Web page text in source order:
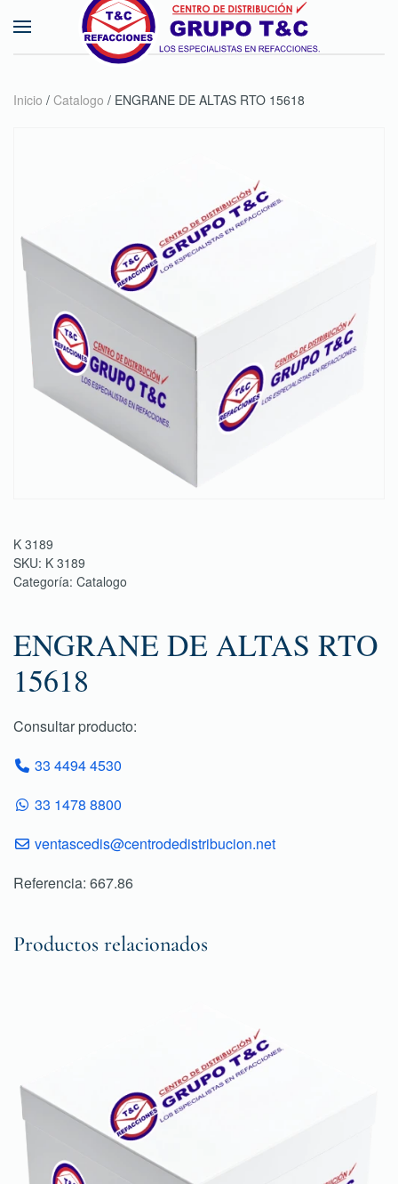
Skip to main content
Inicio / Catalogo / ENGRANE DE ALTAS RTO 15618
K 3189
SKU: K 3189
Categoría: Catalogo
ENGRANE DE ALTAS RTO
15618
Consultar producto:
33 4494 4530
33 1478 8800
ventascedis@centrodedistribucion.net
Referencia: 667.86
Productos relacionados